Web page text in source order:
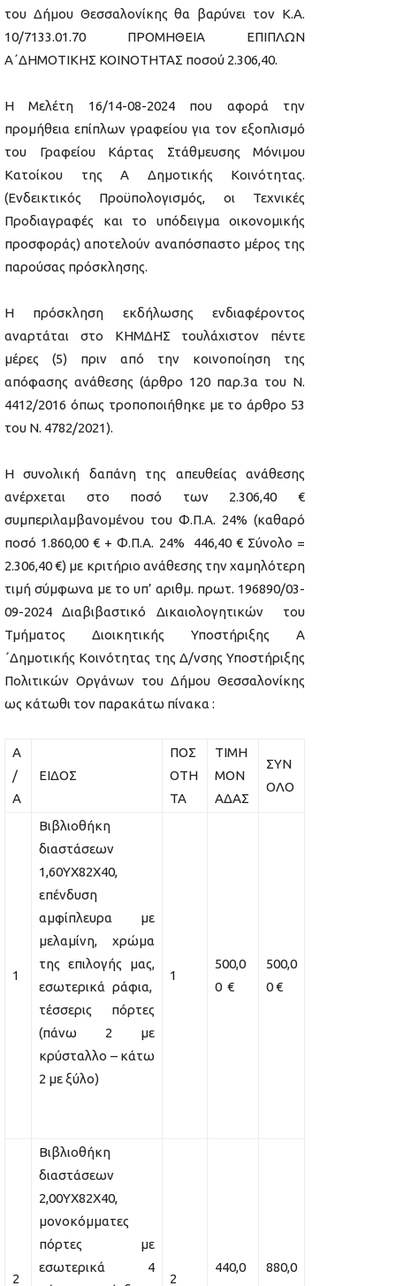
του Δήμου Θεσσαλονίκης θα βαρύνει τον Κ.Α.
10/7133.01.70 ΠΡΟΜΗΘΕΙΑ ΕΠΙΠΛΩΝ
Α΄ΔΗΜΟΤΙΚΗΣ ΚΟΙΝΟΤΗΤΑΣ ποσού 2.306,40.
H Μελέτη 16/14-08-2024 που αφορά την
προμήθεια επίπλων γραφείου για τον εξοπλισμό
του Γραφείου Κάρτας Στάθμευσης Μόνιμου
Κατοίκου της Α Δημοτικής Κοινότητας.
(Ενδεικτικός Προϋπολογισμός, οι Τεχνικές
Προδιαγραφές και το υπόδειγμα οικονομικής
προσφοράς) αποτελούν αναπόσπαστο μέρος της
παρούσας πρόσκλησης.
Η πρόσκληση εκδήλωσης ενδιαφέροντος
αναρτάται στο ΚΗΜΔΗΣ τουλάχιστον πέντε
μέρες (5) πριν από την κοινοποίηση της
απόφασης ανάθεσης (άρθρο 120 παρ.3α του Ν.
4412/2016 όπως τροποποιήθηκε με το άρθρο 53
του Ν. 4782/2021).
Η συνολική δαπάνη της απευθείας ανάθεσης
ανέρχεται στο ποσό των 2.306,40 €
συμπεριλαμβανομένου του Φ.Π.Α. 24% (καθαρό
ποσό 1.860,00 € + Φ.Π.Α. 24% 446,40 € Σύνολο =
2.306,40 €) με κριτήριο ανάθεσης την χαμηλότερη
τιμή σύμφωνα με το υπ’ αριθμ. πρωτ. 196890/03-
09-2024 Διαβιβαστικό Δικαιολογητικών του
Τμήματος Διοικητικής Υποστήριξης Α
΄Δημοτικής Κοινότητας της Δ/νσης Υποστήριξης
Πολιτικών Οργάνων του Δήμου Θεσσαλονίκης
ως κάτωθι τον παρακάτω πίνακα :
Α
/
Α
ΕΙΔΟΣ
ΠΟΣ
ΟΤΗ
ΤΑ
ΤΙΜΗ
ΜΟΝ
ΑΔΑΣ
ΣΥΝ
ΟΛΟ
1
Βιβλιοθήκη
διαστάσεων
1,60ΥΧ82Χ40,
επένδυση
αμφίπλευρα με
μελαμίνη, χρώμα
της επιλογής μας,
εσωτερικά ράφια,
τέσσερις πόρτες
(πάνω 2 με
κρύσταλλο – κάτω
2 με ξύλο)
1
500,0
0 €
500,0
0 €
2
Βιβλιοθήκη
διαστάσεων
2,00ΥΧ82Χ40,
μονοκόμματες
πόρτες με
εσωτερικά 4
2
440,0
880,0